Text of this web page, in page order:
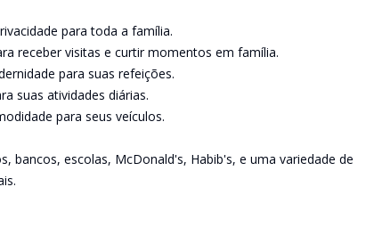
para toda a família.
receber visitas e curtir momentos em família.
para suas refeições.
suas atividades diárias.
para seus veículos.
bancos, escolas, McDonald's, Habib's, e uma variedade de